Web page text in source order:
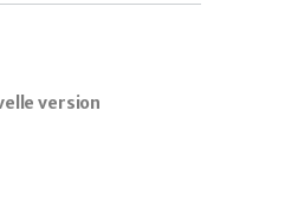
version